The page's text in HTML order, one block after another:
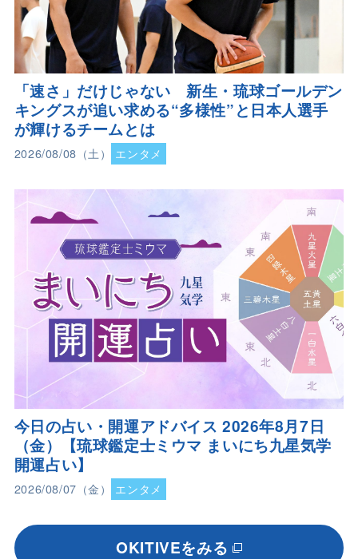
「速さ」だけじゃない 新生・琉球ゴールデン
キングスが追い求める“多様性”と日本人選手
が輝けるチームとは
2026/08/08（土） エンタメ
今日の占い・開運アドバイス 2026年8月7日
（金）【琉球鑑定士ミウマ まいにち九星気学
開運占い】
2026/08/07（金） エンタメ
OKITIVEをみる